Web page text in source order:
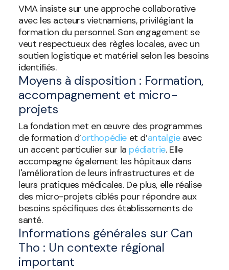
VMA insiste sur une approche collaborative
avec les acteurs vietnamiens, privilégiant la
formation du personnel. Son engagement se
veut respectueux des règles locales, avec un
soutien logistique et matériel selon les besoins
identifiés.
Moyens à disposition : Formation,
accompagnement et micro-
projets
La fondation met en œuvre des programmes
de formation d’orthopédie et d’antalgieavec
un accent particulier sur la pédiatrie. Elle
accompagne également les hôpitaux dans
l'amélioration de leurs infrastructures et de
leurs pratiques médicales. De plus, elle réalise
des micro-projets ciblés pour répondre aux
besoins spécifiques des établissements de
santé.
Informations générales sur Can
Tho : Un contexte régional
important